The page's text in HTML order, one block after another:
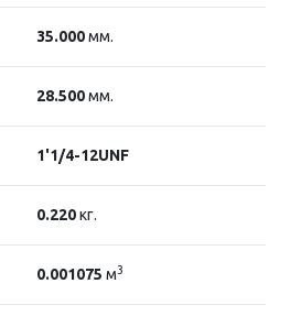
35.000мм.
28.500мм.
1'1/4-12UNF
0.220кг.
0.001075 м3